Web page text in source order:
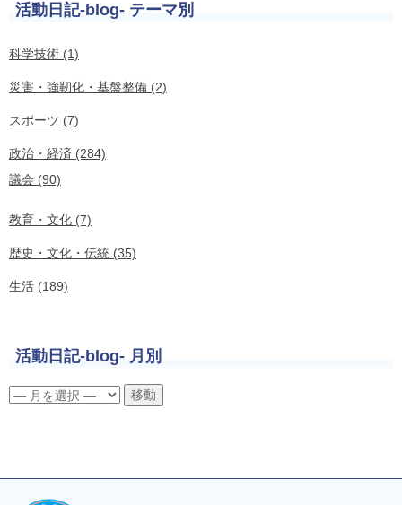
活動日記-blog- テーマ別
科学技術 (1)
災害・強靭化・基盤整備 (2)
スポーツ (7)
政治・経済 (284)
議会 (90)
教育・文化 (7)
歴史・文化・伝統 (35)
生活 (189)
活動日記-blog- 月別